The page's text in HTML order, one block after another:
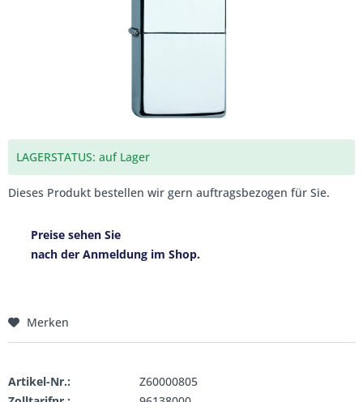
LAGERSTATUS: auf Lager
Dieses Produkt bestellen wir gern auftragsbezogen für Sie.
Preise sehen Sie
nach der Anmeldung im Shop.
Merken
Artikel-Nr.:
Z60000805